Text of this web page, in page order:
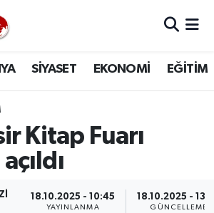
SİYASET EKONOMİ EĞİTİM
Kitap Fuarı
18.10.2025 - 10:45
YAYINLANMA
18.10.2025 -
GÜNCELLEME
Durumu ve Fikstür